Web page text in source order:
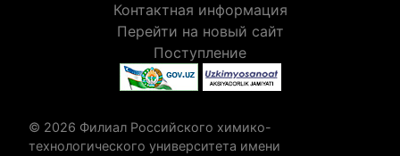
Контактная информация
Перейти на новый сайт
Поступление
© 2026 Филиал Российского химико-
технологического университета имени